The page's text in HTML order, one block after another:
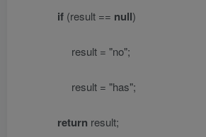
if (result == null)
result = "no";
result = "has";
return result;